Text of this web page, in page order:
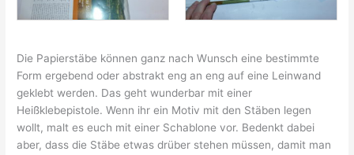
Die Papierstäbe können ganz nach Wunsch eine bestimmte
Form ergebend oder abstrakt eng an eng auf eine Leinwand
geklebt werden. Das geht wunderbar mit einer
Heißklebepistole. Wenn ihr ein Motiv mit den Stäben legen
wollt, malt es euch mit einer Schablone vor. Bedenkt dabei
aber, dass die Stäbe etwas drüber stehen müssen, damit man